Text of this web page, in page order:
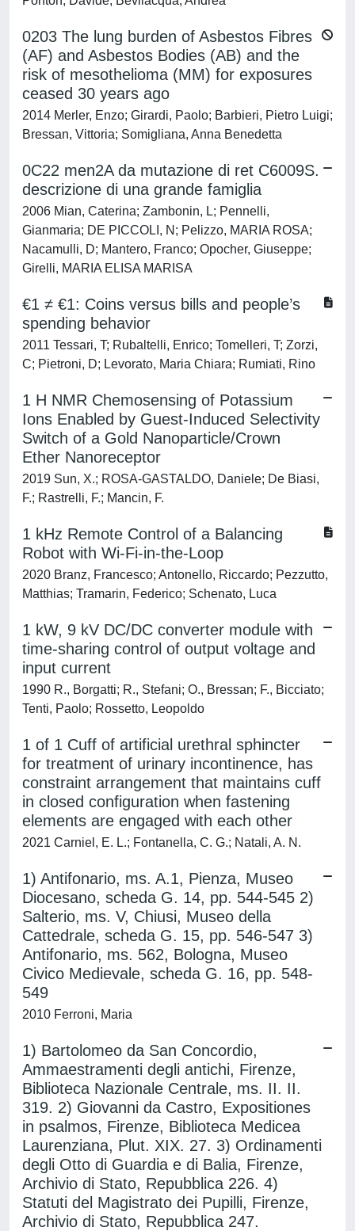
0203 The lung burden of Asbestos Fibres
(AF) and Asbestos Bodies (AB) and the
risk of mesothelioma (MM) for exposures
ceased 30 years ago
2014 Merler, Enzo; Girardi, Paolo; Barbieri, Pietro Luigi;
Bressan, Vittoria; Somigliana, Anna Benedetta
0C22 men2A da mutazione di ret C6009S.
descrizione di una grande famiglia
2006 Mian, Caterina; Zambonin, L; Pennelli,
Gianmaria; DE PICCOLI, N; Pelizzo, MARIA ROSA;
Nacamulli, D; Mantero, Franco; Opocher, Giuseppe;
Girelli, MARIA ELISA MARISA
€1 ≠ €1: Coins versus bills and people’s
spending behavior
2011 Tessari, T; Rubaltelli, Enrico; Tomelleri, T; Zorzi,
C; Pietroni, D; Levorato, Maria Chiara; Rumiati, Rino
1 H NMR Chemosensing of Potassium
Ions Enabled by Guest-Induced Selectivity
Switch of a Gold Nanoparticle/Crown
Ether Nanoreceptor
2019 Sun, X.; ROSA-GASTALDO, Daniele; De Biasi,
F.; Rastrelli, F.; Mancin, F.
1 kHz Remote Control of a Balancing
Robot with Wi-Fi-in-the-Loop
2020 Branz, Francesco; Antonello, Riccardo; Pezzutto,
Matthias; Tramarin, Federico; Schenato, Luca
1 kW, 9 kV DC/DC converter module with
time-sharing control of output voltage and
input current
1990 R., Borgatti; R., Stefani; O., Bressan; F., Bicciato;
Tenti, Paolo; Rossetto, Leopoldo
1 of 1 Cuff of artificial urethral sphincter
for treatment of urinary incontinence, has
constraint arrangement that maintains cuff
in closed configuration when fastening
elements are engaged with each other
2021 Carniel, E. L.; Fontanella, C. G.; Natali, A. N.
1) Antifonario, ms. A.1, Pienza, Museo
Diocesano, scheda G. 14, pp. 544-545 2)
Salterio, ms. V, Chiusi, Museo della
Cattedrale, scheda G. 15, pp. 546-547 3)
Antifonario, ms. 562, Bologna, Museo
Civico Medievale, scheda G. 16, pp. 548-
549
2010 Ferroni, Maria
1) Bartolomeo da San Concordio,
Ammaestramenti degli antichi, Firenze,
Biblioteca Nazionale Centrale, ms. II. II.
319. 2) Giovanni da Castro, Expositiones
in psalmos, Firenze, Biblioteca Medicea
Laurenziana, Plut. XIX. 27. 3) Ordinamenti
degli Otto di Guardia e di Balia, Firenze,
Archivio di Stato, Repubblica 226. 4)
Statuti del Magistrato dei Pupilli, Firenze,
Archivio di Stato, Repubblica 247.